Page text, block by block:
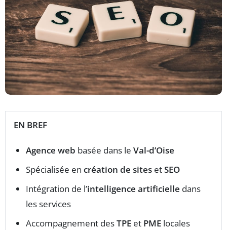
EN BREF
Agence web basée dans le Val-d’Oise
Spécialisée en création de sites etSEO
Intégration de l’intelligence artificielle dans
les services
Accompagnement desTPE et PME locales